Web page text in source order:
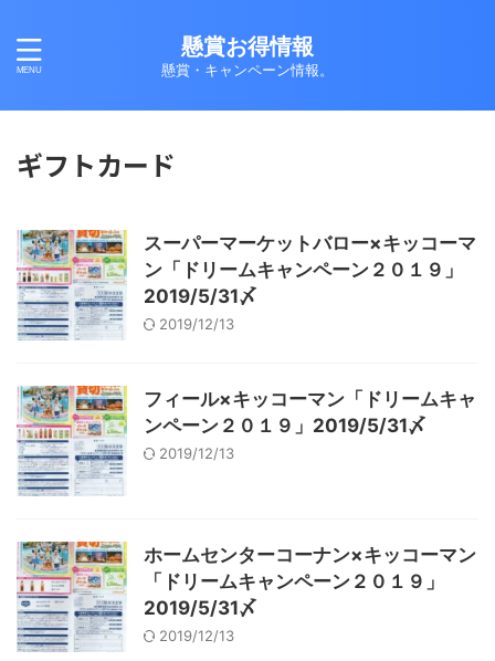
懸賞お得情報
懸賞・キャンペーン情報。
ギフトカード
スーパーマーケットバロー×キッコーマ
ン「ドリームキャンペーン２０１９」
2019/5/31〆
2019/12/13
フィール×キッコーマン「ドリームキャ
ンペーン２０１９」2019/5/31〆
2019/12/13
ホームセンターコーナン×キッコーマン
「ドリームキャンペーン２０１９」
2019/5/31〆
2019/12/13